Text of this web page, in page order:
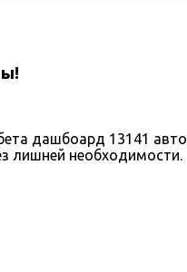
дашбоард 13141
лишней необходимости.